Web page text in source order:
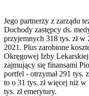
Jego partnerzy z zarządu
Dochody zastępcy ds.
przyjemnych 318 tys. zł w
2021. Plus zarobione
Okręgowej Izby
zajmujący się finansami
portfel - otrzymał 291 tys.
to o 31 tys. zł więcej niż w
tys. zł emerytury.